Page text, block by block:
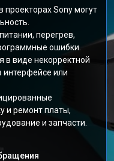
проекторах Sony могут
перегрев,
ошибки.
в виде некорректной
интерфейсе или
и ремонт платы,
и запчасти.